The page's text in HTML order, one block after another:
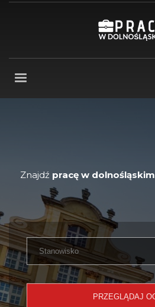
Znajdź pracę w dolnośląskim